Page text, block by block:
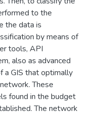
to the
the data is
by means of
tools, API
also as advanced
a GIS that optimally
These
found in the budget
The network